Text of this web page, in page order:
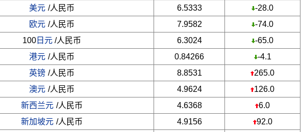
美元 /人民币 6.5333
-28.0
欧元 /人民币 7.9582
-74.0
100日元 /人民币 6.3024
-65.0
港元 /人民币 0.84266
-4.1
英镑 /人民币 8.8531
265.0
澳元 /人民币 4.9624
126.0
新西兰元 /人民币 4.6368
6.0
新加坡元 /人民币 4.9156
92.0